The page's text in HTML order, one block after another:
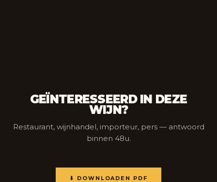
GEÏNTERESSEERD IN DEZE
WIJN?
Restaurant, wijnhandel, importeur, pers — antwoord
binnen 48u.
⬇ DOWNLOADEN PDF